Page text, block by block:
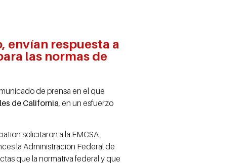
envían respuesta a
las normas de
de prensa en el que
de California, en un esfuerzo
solicitaron a la FMCSA
la Administración Federal de
que la normativa federal y que